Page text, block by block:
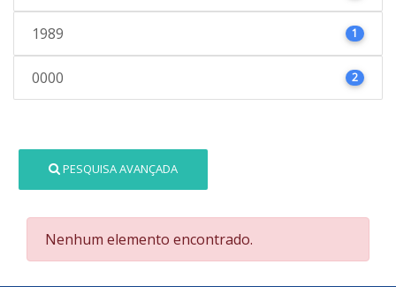
1989 1
0000 2
PESQUISA AVANÇADA
Nenhum elemento encontrado.